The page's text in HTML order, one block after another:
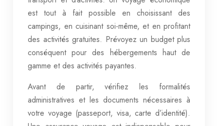
est tout à fait possible en choisissant des
campings, en cuisinant soi-même, et en profitant
des activités gratuites. Prévoyez un budget plus
conséquent pour des hébergements haut de
gamme et des activités payantes.
Avant de partir, vérifiez les formalités
administratives et les documents nécessaires à
votre voyage (passeport, visa, carte d’identité).